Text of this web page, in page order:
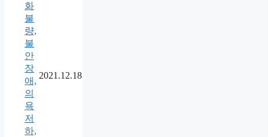
화
불
량,
불
안
장
애,
의
욕
저
하,
2021.12.18